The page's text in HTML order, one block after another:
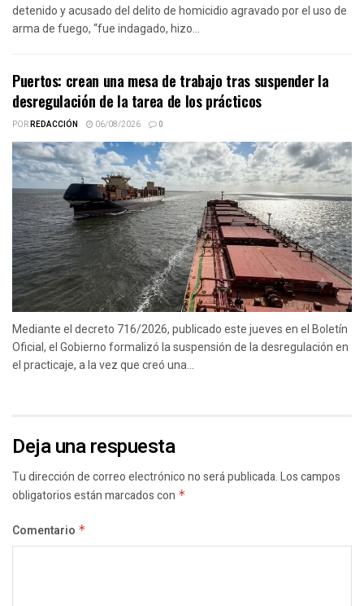
detenido y acusado del delito de homicidio agravado por el uso de
arma de fuego, “fue indagado, hizo...
Puertos: crean una mesa de trabajo tras suspender la
desregulación de la tarea de los prácticos
PORREDACCIÓN 06/08/2026 0
Mediante el decreto 716/2026, publicado este jueves en el Boletín
Oficial, el Gobierno formalizó la suspensión de la desregulación en
el practicaje, a la vez que creó una...
Deja una respuesta
Tu dirección de correo electrónico no será publicada.Los campos
obligatorios están marcados con *
Comentario *